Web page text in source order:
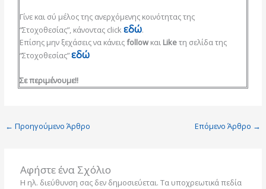
Γίνε και σύ μέλος της ανερχόμενης κοινότητας της
“Στοχοθεσίας”, κάνοντας click εδώ.
Επίσης μην ξεχάσεις να κάνειςfollowκαι Likeτη σελίδα της
“Στοχοθεσίας”εδώ
Σε περιμένουμε!!
← Προηγούμενο Άρθρο Επόμενο Άρθρο →
Αφήστε ένα Σχόλιο
Η ηλ. διεύθυνση σας δεν δημοσιεύεται. Τα υποχρεωτικά πεδία